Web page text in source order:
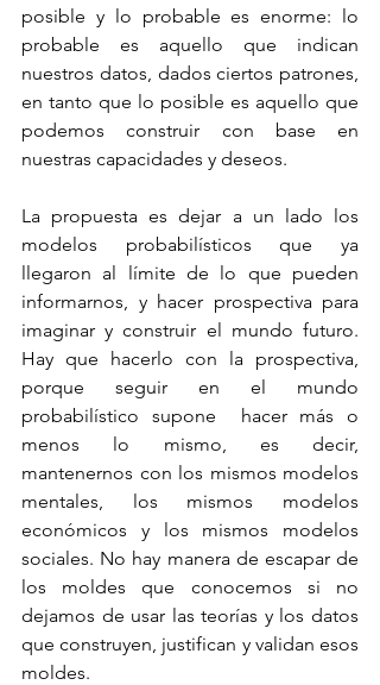
posible y lo probable es enorme: lo
probable es aquello que indican
nuestros datos, dados ciertos patrones,
en tanto que lo posible es aquello que
podemos construir con base en
nuestras capacidades y deseos.
La propuesta es dejar a un lado los
modelos probabilísticos que ya
llegaron al límite de lo que pueden
informarnos, y hacer prospectiva para
imaginar y construir el mundo futuro.
Hay que hacerlo con la prospectiva,
porque seguir en el mundo
probabilístico supone  hacer más o
menos lo mismo, es decir,
mantenernos con los mismos modelos
mentales, los mismos modelos
económicos y los mismos modelos
sociales. No hay manera de escapar de
los moldes que conocemos si no
dejamos de usar las teorías y los datos
que construyen, justifican y validan esos
moldes.